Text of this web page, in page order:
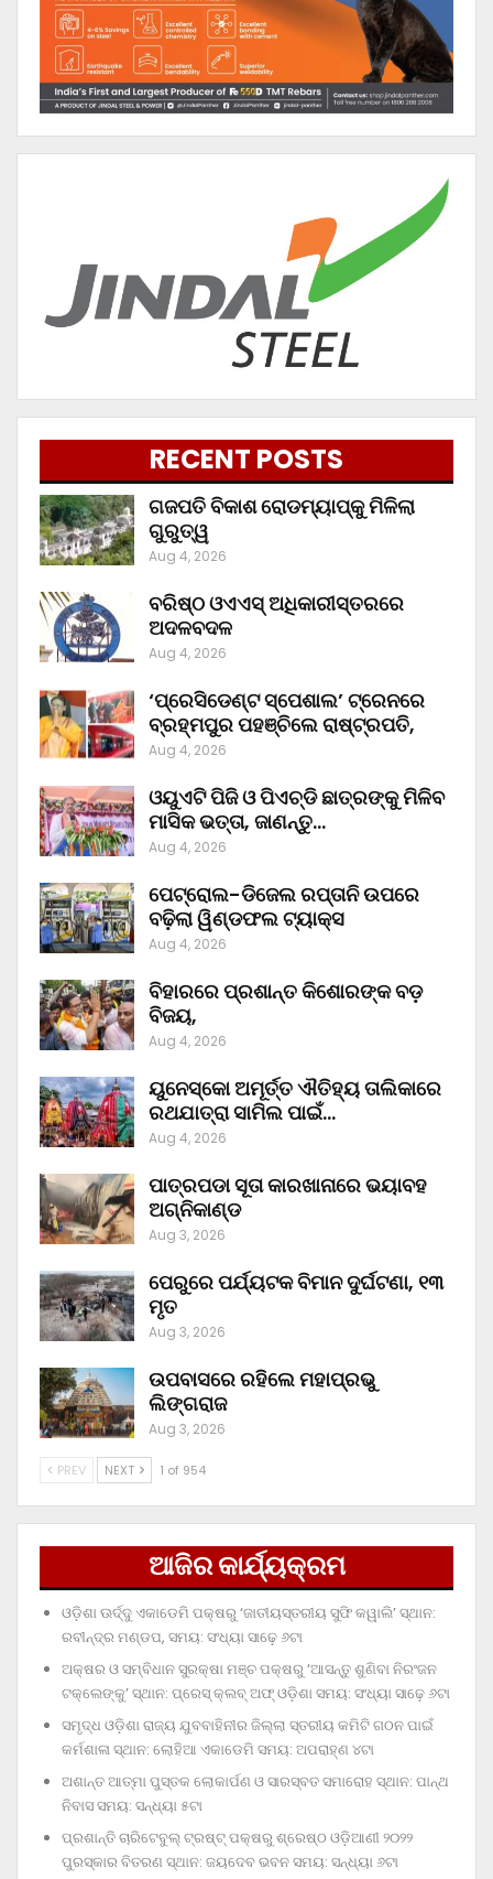
RECENT POSTS
ଗଜପତି ବିକାଶ ରୋଡମ୍ୟାପ୍‌କୁ ମିଳିଲା
ଗୁରୁତ୍ୱ
Aug 4, 2026
ବରିଷ୍ଠ ଓଏଏସ୍‌ ଅଧିକାରୀସ୍ତରରେ
ଅଦଳବଦଳ
Aug 4, 2026
‘ପ୍ରେସିଡେଣ୍ଟ ସ୍ପେଶାଲ’ ଟ୍ରେନରେ
ବ୍ରହ୍ମପୁର ପହଞ୍ଚିଲେ ରାଷ୍ଟ୍ରପତି,
Aug 4, 2026
ଓୟୁଏଟି ପିଜି ଓ ପିଏଚ୍‌ଡି ଛାତ୍ରଙ୍କୁ ମିଳିବ
ମାସିକ ଭତ୍ତା, ଜାଣନ୍ତୁ…
Aug 4, 2026
ପେଟ୍ରୋଲ-ଡିଜେଲ ରପ୍ତାନି ଉପରେ
ବଢ଼ିଲା ୱିଣ୍ଡଫଲ ଟ୍ୟାକ୍ସ
Aug 4, 2026
ବିହାରରେ ପ୍ରଶାନ୍ତ କିଶୋରଙ୍କ ବଡ଼
ବିଜୟ,
Aug 4, 2026
ୟୁନେସ୍କୋ ଅମୂର୍ତ୍ତ ଐତିହ୍ୟ ତାଲିକାରେ
ରଥଯାତ୍ରା ସାମିଲ ପାଇଁ…
Aug 4, 2026
ପାତ୍ରପଡା ସୂତା କାରଖାନାରେ ଭୟାବହ
ଅଗ୍ନିକାଣ୍ଡ
Aug 3, 2026
ପେରୁରେ ପର୍ଯ୍ୟଟକ ବିମାନ ଦୁର୍ଘଟଣା, ୧୩
ମୃତ
Aug 3, 2026
ଉପବାସରେ ରହିଲେ ମହାପ୍ରଭୁ
ଲିଙ୍ଗରାଜ
Aug 3, 2026
PREV NEXT 1 of 954
ଆଜିର କାର୍ଯ୍ୟକ୍ରମ
ଓଡ଼ିଶା ଊର୍ଦ୍ଦୁ ଏକାଡେମି ପକ୍ଷରୁ ‘ଜାତୀୟସ୍ତରୀୟ ସୁଫି କୱାଲି’ ସ୍ଥାନ:
ରବୀନ୍ଦ୍ର ମଣ୍ଡପ, ସମୟ: ସଂଧ୍ୟା ସାଢ଼େ ୬ଟା
ଅକ୍ଷର ଓ ସମ୍ବିଧାନ ସୁରକ୍ଷା ମଞ୍ଚ ପକ୍ଷରୁ ‘ଆସନ୍ତୁ ଶୁଣିବା ନିରଂଜନ
ଟକ୍‌ଲେଙ୍କୁ’ ସ୍ଥାନ: ପ୍ରେସ୍‌ କ୍ଲବ୍‌ ଅଫ୍‌ ଓଡ଼ିଶା ସମୟ: ସଂଧ୍ୟା ସାଢ଼େ ୬ଟା
ସମୃଦ୍ଧ ଓଡ଼ିଶା ରାଜ୍ୟ ଯୁବବାହିନୀର ଜିଲ୍ଲା ସ୍ତରୀୟ କମିଟି ଗଠନ ପାଇଁ
କର୍ମଶାଳା ସ୍ଥାନ: ଲୋହିଆ ଏକାଡେମି ସମୟ: ଅପରାହ୍‌ଣ ୪ଟା
ଅଶାନ୍ତ ଆତ୍ମା ପୁସ୍ତକ ଲୋକାର୍ପଣ ଓ ସାରସ୍ବତ ସମାରୋହ ସ୍ଥାନ: ପାନ୍ଥ
ନିବାସ ସମୟ: ସନ୍ଧ୍ୟା ୫ଟା
ପ୍ରଶାନ୍ତି ଚାରିଟେବୁଲ୍‌ ଟ୍ରଷ୍ଟ୍‌ ପକ୍ଷରୁ ଶ୍ରେଷ୍ଠ ଓଡ଼ିଆଣୀ ୨୦୨୨
ପୁରସ୍କାର ବିତରଣ ସ୍ଥାନ: ଜୟଦେବ ଭବନ ସମୟ: ସନ୍ଧ୍ୟା ୬ଟା